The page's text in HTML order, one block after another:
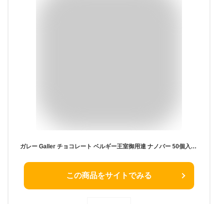
ガレー Galler チョコレート ベルギー王室御用達 ナノバー 50個入り バレンタイン ギフト スイーツ お菓子 個包装 お取り寄せ 手さげ袋付き
この商品をサイトでみる